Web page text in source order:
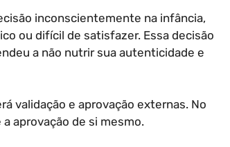
inconscientemente na infância,
ou difícil de satisfazer. Essa decisão
a não nutrir sua autenticidade e
validação e aprovação externas. No
aprovação de si mesmo.